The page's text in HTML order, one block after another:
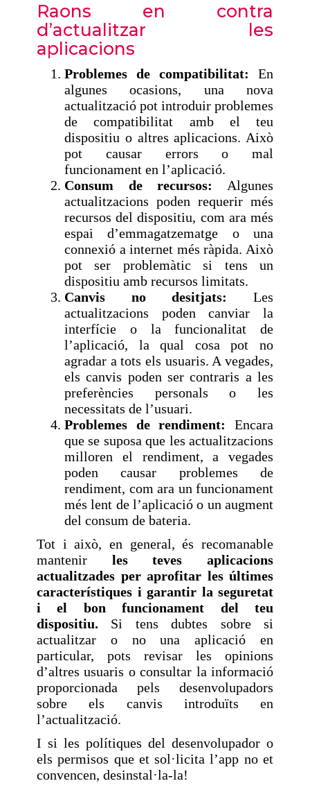
Raons en contra
d’actualitzar les
aplicacions
Problemes de compatibilitat: En
algunes ocasions, una nova
actualització pot introduir problemes
de compatibilitat amb el teu
dispositiu o altres aplicacions. Això
pot causar errors o mal
funcionament en l’aplicació.
Consum de recursos:
Algunes
actualitzacions poden requerir més
recursos del dispositiu, com ara més
espai d’emmagatzematge o una
connexió a internet més ràpida. Això
pot ser problemàtic si tens un
dispositiu amb recursos limitats.
Canvis no desitjats:
Les
actualitzacions poden canviar la
interfície o la funcionalitat de
l’aplicació, la qual cosa pot no
agradar a tots els usuaris. A vegades,
els canvis poden ser contraris a les
preferències personals o les
necessitats de l’usuari.
Problemes de rendiment:
Encara
que se suposa que les actualitzacions
milloren el rendiment, a vegades
poden causar problemes de
rendiment, com ara un funcionament
més lent de l’aplicació o un augment
del consum de bateria.
Tot i això, en general, és recomanable
mantenir les teves aplicacions
actualitzades per aprofitar les últimes
característiques i garantir la seguretat
i el bon funcionament del teu
dispositiu. Si tens dubtes sobre si
actualitzar o no una aplicació en
particular, pots revisar les opinions
d’altres usuaris o consultar la informació
proporcionada pels desenvolupadors
sobre els canvis introduïts en
l’actualització.
I si les polítiques del desenvolupador o
els permisos que et sol·licita l’app no et
convencen, desinstal·la-la!